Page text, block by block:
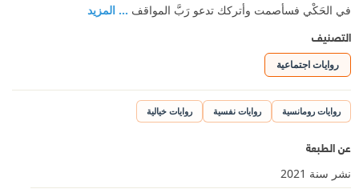
في الحَكْي فسأصمت وأتركك تدعو رَبَّ المواقف ... المزيد
التصنيف
روايات اجتماعية
روايات رومانسية روايات نفسية روايات خيالية
عن الطبعة
نشر سنة 2021